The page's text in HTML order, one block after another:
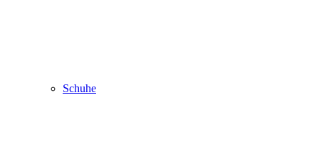
Schuhe